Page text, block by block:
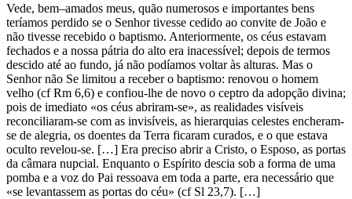
Vede, bem–amados meus, quão numerosos e importantes bens
teríamos perdido se o Senhor tivesse cedido ao convite de João e
não tivesse recebido o baptismo. Anteriormente, os céus estavam
fechados e a nossa pátria do alto era inacessível; depois de termos
descido até ao fundo, já não podíamos voltar às alturas. Mas o
Senhor não Se limitou a receber o baptismo: renovou o homem
velho (cf Rm 6,6) e confiou-lhe de novo o ceptro da adopção divina;
pois de imediato «os céus abriram-se», as realidades visíveis
reconciliaram-se com as invisíveis, as hierarquias celestes encheram-
se de alegria, os doentes da Terra ficaram curados, e o que estava
oculto revelou-se. […] Era preciso abrir a Cristo, o Esposo, as portas
da câmara nupcial. Enquanto o Espírito descia sob a forma de uma
pomba e a voz do Pai ressoava em toda a parte, era necessário que
«se levantassem as portas do céu» (cf Sl 23,7). […]